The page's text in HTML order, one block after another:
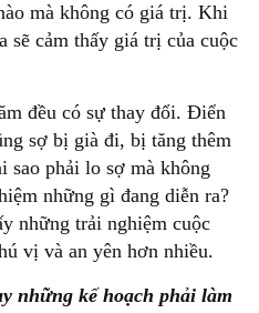
mà không có giá trị. Khi
sẽ cảm thấy giá trị của cuộc
đều có sự thay đổi. Điển
sợ bị già đi, bị tăng thêm
phải lo sợ mà không
những gì đang diễn ra?
những trải nghiệm cuộc
vị và an yên hơn nhiều.
những kế hoạch phải làm